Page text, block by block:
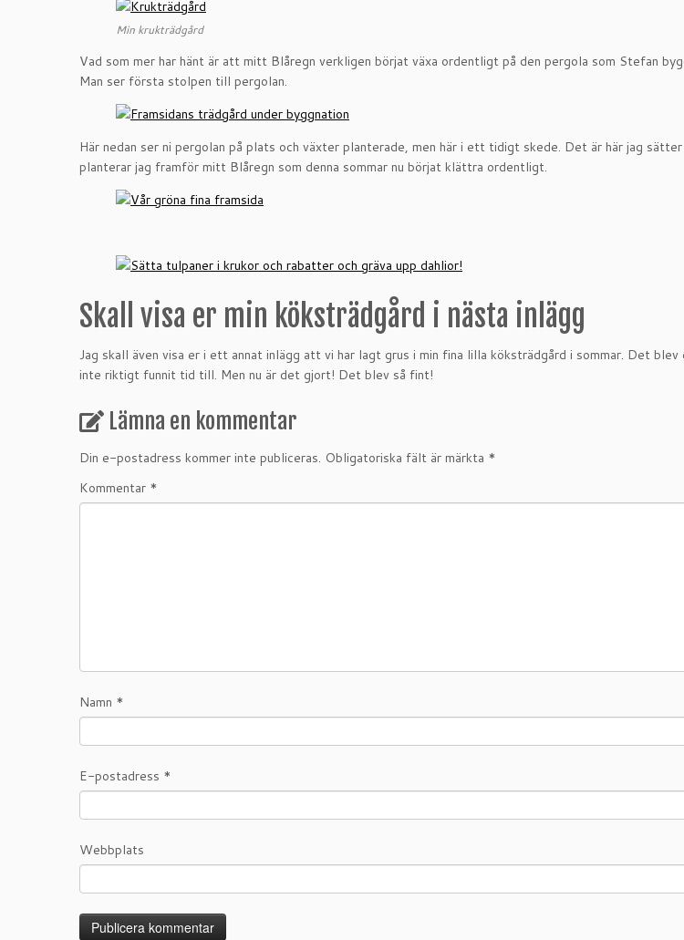
Min krukträdgård
Vad som mer har hänt är att mitt Blåregn verkligen börjat växa ordentligt på den pergola som Stefan
Man ser första stolpen till pergolan.
Här nedan ser ni pergolan på plats och växter planterade, men här i ett tidigt skede. Det är här jag
planterar jag framför mitt Blåregn som denna sommar nu börjat klättra ordentligt.
Skall visa er min köksträdgård i nästa inlägg
Jag skall även visa er i ett annat inlägg att vi har lagt grus i min fina lilla köksträdgård i sommar. Det
inte riktigt funnit tid till. Men nu är det gjort! Det blev så fint!
Lämna en kommentar
Din e-postadress kommer inte publiceras. Obligatoriska fält är märkta *
Kommentar *
Namn *
E-postadress *
Webbplats